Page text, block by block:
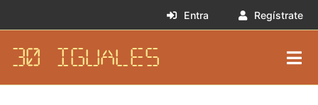
Entra Regístrate
30 IGUALES